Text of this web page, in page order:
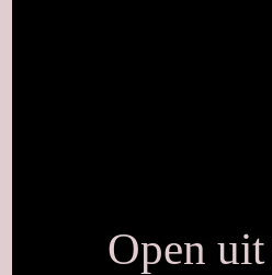
Open